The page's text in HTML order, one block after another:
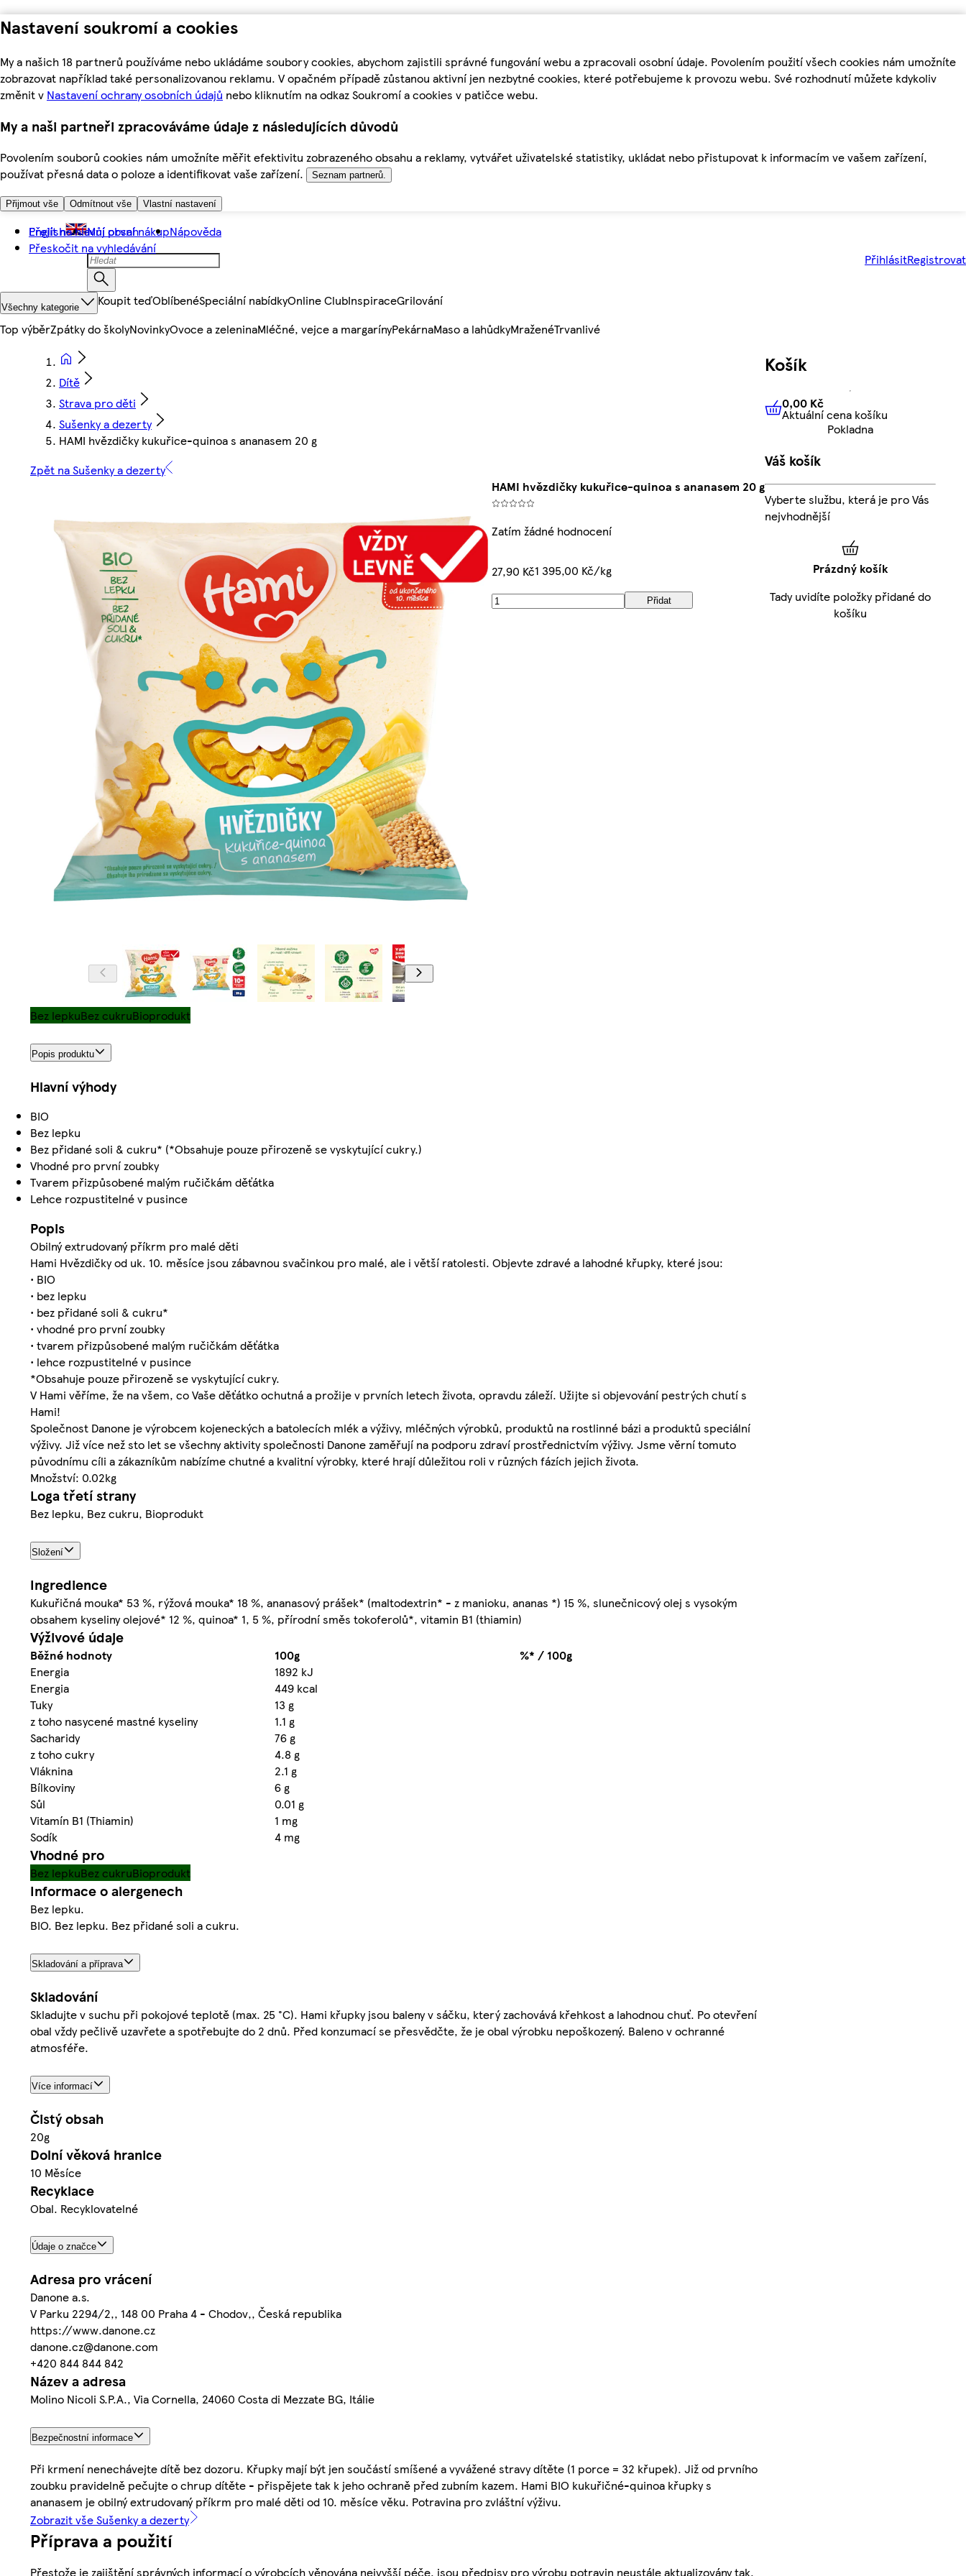
Nastavení soukromí a cookies
My a našich 18 partnerů používáme nebo ukládáme soubory cookies, abychom zajistili správné fungování webu a zpracovali osobní údaje. Povolením použití všech cookies nám umožníte
zobrazovat například také personalizovanou reklamu. V opačném případě zůstanou aktivní jen nezbytné cookies, které potřebujeme k provozu webu. Své rozhodnutí můžete kdykoliv
změnit v Nastavení ochrany osobních údajů nebo kliknutím na odkaz Soukromí a cookies v patičce webu.
My a naši partneři zpracováváme údaje z následujících důvodů
Povolením souborů cookies nám umožníte měřit efektivitu zobrazeného obsahu a reklamy, vytvářet uživatelské statistiky, ukládat nebo přistupovat k informacím ve vašem zařízení,
používat přesná data o poloze a identifikovat vaše zařízení.
Seznam partnerů.
Přijmout vše Odmítnout vše Vlastní nastavení
Přejít na hlavní obsah
Přeskočit na vyhledávání
English Můj první nákupNápověda
PřihlásitRegistrovat
Všechny kategorie Koupit teďOblíbenéSpeciální nabídkyOnline ClubInspiraceGrilování
Top výběrZpátky do školyNovinkyOvoce a zeleninaMléčné, vejce a margarínyPekárnaMaso a lahůdkyMraženéTrvanlivé
Dítě
Strava pro děti
Sušenky a dezerty
HAMI hvězdičky kukuřice-quinoa s ananasem 20 g
Zpět na Sušenky a dezerty
HAMI hvězdičky kukuřice-quinoa s ananasem 20 g
Zatím žádné hodnocení
27,90 Kč1 395,00 Kč/kg
Přidat
Bez lepkuBez cukruBioprodukt
Popis produktu
Hlavní výhody
BIO
Bez lepku
Bez přidané soli & cukru* (*Obsahuje pouze přirozeně se vyskytující cukry.)
Vhodné pro první zoubky
Tvarem přizpůsobené malým ručičkám děťátka
Lehce rozpustitelné v pusince
Popis
Obilný extrudovaný příkrm pro malé děti
Hami Hvězdičky od uk. 10. měsíce jsou zábavnou svačinkou pro malé, ale i větší ratolesti. Objevte zdravé a lahodné křupky, které jsou:
• BIO
• bez lepku
• bez přidané soli & cukru*
• vhodné pro první zoubky
• tvarem přizpůsobené malým ručičkám děťátka
• lehce rozpustitelné v pusince
*Obsahuje pouze přirozeně se vyskytující cukry.
V Hami věříme, že na všem, co Vaše děťátko ochutná a prožije v prvních letech života, opravdu záleží. Užijte si objevování pestrých chutí s
Hami!
Společnost Danone je výrobcem kojeneckých a batolecích mlék a výživy, mléčných výrobků, produktů na rostlinné bázi a produktů speciální
výživy. Již více než sto let se všechny aktivity společnosti Danone zaměřují na podporu zdraví prostřednictvím výživy. Jsme věrní tomuto
původnímu cíli a zákazníkům nabízíme chutné a kvalitní výrobky, které hrají důležitou roli v různých fázích jejich života.
Množství: 0.02kg
Loga třetí strany
Bez lepku, Bez cukru, Bioprodukt
Složení
Ingredience
Kukuřičná mouka* 53 %, rýžová mouka* 18 %, ananasový prášek* (maltodextrin* - z manioku, ananas *) 15 %, slunečnicový olej s vysokým
obsahem kyseliny olejové* 12 %, quinoa* 1, 5 %, přírodní směs tokoferolů*, vitamin B1 (thiamin)
Výživové údaje
Běžné hodnoty 100g
%* / 100g
Energia
1892 kJ
Energia
449 kcal
Tuky
13 g
z toho nasycené mastné kyseliny
1.1 g
Sacharidy
76 g
z toho cukry
4.8 g
Vláknina
2.1 g
Bílkoviny
6 g
Sůl
0.01 g
Vitamín B1 (Thiamin)
1 mg
Sodík
4 mg
Vhodné pro
Bez lepkuBez cukruBioprodukt
Informace o alergenech
Bez lepku.
BIO. Bez lepku. Bez přidané soli a cukru.
Skladování a příprava
Skladování
Skladujte v suchu při pokojové teplotě (max. 25 °C). Hami křupky jsou baleny v sáčku, který zachovává křehkost a lahodnou chuť. Po otevření
obal vždy pečlivě uzavřete a spotřebujte do 2 dnů. Před konzumací se přesvědčte, že je obal výrobku nepoškozený. Baleno v ochranné
atmosféře.
Více informací
Čistý obsah
20g
Dolní věková hranice
10 Měsíce
Recyklace
Obal. Recyklovatelné
Údaje o značce
Adresa pro vrácení
Danone a.s.
V Parku 2294/2,, 148 00 Praha 4 - Chodov,, Česká republika
https://www.danone.cz
danone.cz@danone.com
+420 844 844 842
Název a adresa
Molino Nicoli S.P.A., Via Cornella, 24060 Costa di Mezzate BG, Itálie
Bezpečnostní informace
Při krmení nenechávejte dítě bez dozoru. Křupky mají být jen součástí smíšené a vyvážené stravy dítěte (1 porce = 32 křupek). Již od prvního
zoubku pravidelně pečujte o chrup dítěte - přispějete tak k jeho ochraně před zubním kazem. Hami BIO kukuřičné-quinoa křupky s
ananasem je obilný extrudovaný příkrm pro malé děti od 10. měsíce věku. Potravina pro zvláštní výživu.
Zobrazit vše Sušenky a dezerty
Příprava a použití
Přestože je zajištění správných informací o výrobcích věnována nejvyšší péče, jsou předpisy pro výrobu potravin neustále aktualizovány tak,
Košík
0,00 KčAktuální cena košíku
0,00 Kč
Aktuální cena košíku
Pokladna
Váš košík
Vyberte službu, která je pro Vás
nejvhodnější
Prázdný košík
Tady uvidíte položky přidané do
košíku